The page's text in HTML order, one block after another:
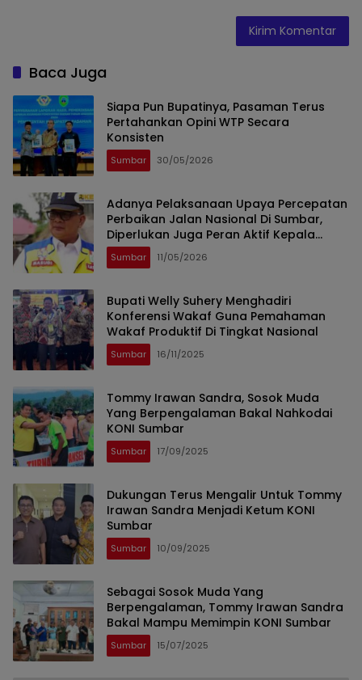
Baca Juga
Siapa Pun Bupatinya, Pasaman Terus
Pertahankan Opini WTP Secara
Konsisten
Sumbar 30/05/2026
Adanya Pelaksanaan Upaya Percepatan
Perbaikan Jalan Nasional Di Sumbar,
Diperlukan Juga Peran Aktif Kepala
Daerah
Sumbar 11/05/2026
Bupati Welly Suhery Menghadiri
Konferensi Wakaf Guna Pemahaman
Wakaf Produktif Di Tingkat Nasional
Sumbar 16/11/2025
Tommy Irawan Sandra, Sosok Muda
Yang Berpengalaman Bakal Nahkodai
KONI Sumbar
Sumbar 17/09/2025
Dukungan Terus Mengalir Untuk Tommy
Irawan Sandra Menjadi Ketum KONI
Sumbar
Sumbar 10/09/2025
Sebagai Sosok Muda Yang
Berpengalaman, Tommy Irawan Sandra
Bakal Mampu Memimpin KONI Sumbar
Sumbar 15/07/2025